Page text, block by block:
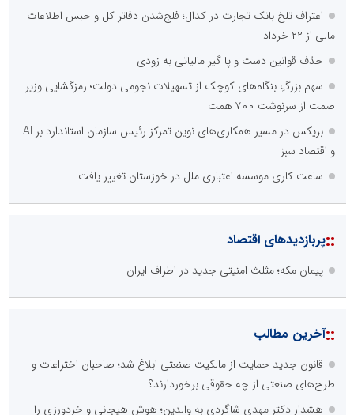
اعتراف تلخ بانک تجارت در کدال؛ فلج‌شدن دفاتر کل و حبس اطلاعات
مالی از ۲۲ خرداد
حذف قوانین دست و پا گیر مالیاتی به زودی
سهم بزرگِ بنگاه‌های کوچک از تسهیلات نجومی دولت؛ رمزگشایی وزیر
صمت از سرنوشت ۷۰۰ همت
بریکس در مسیر همکاری‌های نوین تمرکز رئیس سازمان استاندارد بر AI
و اقتصاد سبز
ساعت کاری موسسه اعتباری ملل در خوزستان تغییر یافت
::پربازدیدهای اقتصاد
پیمان مکه؛ مثلث امنیتی جدید در اطراف ایران
::آخرین مطالب
قانون جدید حمایت از مالکیت صنعتی ابلاغ شد؛ صاحبان اختراعات و
طرح‌های صنعتی از چه حقوقی برخوردارند؟
هشدار دکتر مهدی شاگردی به والدین؛ هوش هیجانی و خردورزی را